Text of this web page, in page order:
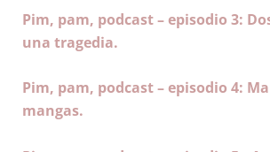
Pim, pam, podcast – episodio 3:
una tragedia.
Pim, pam, podcast – episodio 4:
mangas.